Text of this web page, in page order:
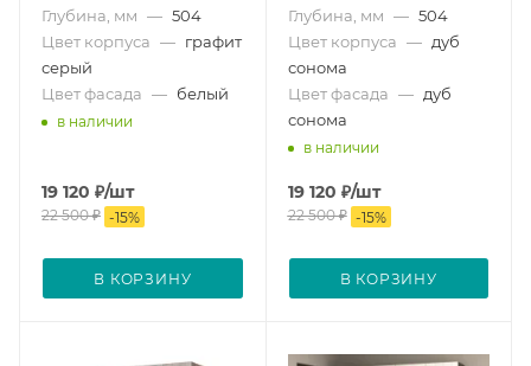
Глубина, мм — 504
Цвет корпуса — графит
серый
Цвет фасада — белый
в наличии
19 120 ₽/шт
22 500₽ -15%
В КОРЗИНУ
Глубина, мм — 504
Цвет корпуса — дуб
сонома
Цвет фасада — дуб
сонома
в наличии
19 120 ₽/шт
22 500₽ -15%
В КОРЗИНУ